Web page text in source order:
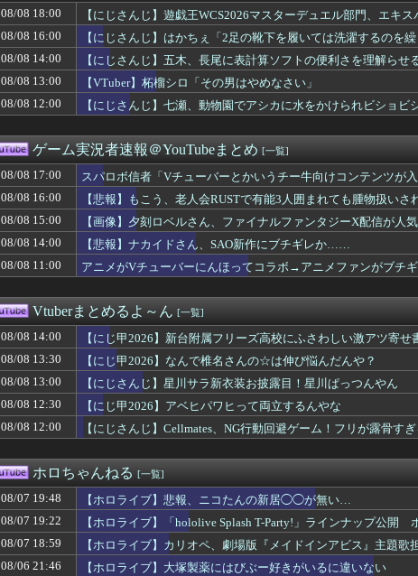
【にじさんじ】3SKM 1st LIVE「One-Off 」、直前放送＆最速...
アニメがVチューバーにんほってコラボ→アニメファンがブチギレｗｗｗｗｗ
【にじ甲2026】にじさんじ甲子園2026 大会直前！前日特番！かなり潰し合い
【Vtuber】中日のCS進出が普通にあり得るセリーグ
【朗報】初代ニンテンドースイッチさん、PS2の記録更新に王手！世界一まで
【画像】人気Vチューバーってこんな連中を相手に大変だよな……
【VTuber】NHK「ぶいあーる！」真夏のホラーSPに月ノ美兎・ましろ爻・市
【VTuber】RK Music、公式サイトをリニューアル！『こうして見るとR...
【ホロライブ】トワ様3D新衣装くっぞ！
【ホロライブ】悲報、ニコたんの新居◯◯が無い…
【ホロライブ】「hololive Splash T-Party!」ラインナップ...
【ホロライブ】カリオペ、劇場版『メイドインアビス』主題歌担当に！！！
【ホロライブ】Youtubeの謎のイベント？
【ホロライブ】大塚製薬にはびぶー好きがいるに違いない
【ホロライブ】ホロドリ夏イベ第二弾『シンクロする夏のスパークル』明日
【雑談】ホロライブ掲示板：ホロ速：PART2【配信実況可】
【ホロライブ】ホロドリ石配布渋くね？
【ホロライブ】ホロドリ早くもイベント第二弾を発表！！本日18時に詳細公開
【ホロライブ】これはこれでちょっと裏来いよに見える
【ホロライブ】うーん実にラミィ
08/08 18:00
【にじさんじ】遊戯王WCS2026マスターデュエル部門、エキ
～】
08/08 16:00
【にじさんじ】はかちぇ「2足の靴下を履いては洗濯するのを
08/08 14:00
【にじさんじ】五木、長尾に表計算ソフトの便利さを理解ら
08/08 13:00
【VTuber】柘榴シロ「その男はやめなさい」
08/08 12:00
【にじさんじ】七瀬、動物園でアシカに水をかけられビショ
ゲーム実況者速報＠YouTubeまとめ [一覧]
08/08 17:00
スパロボ信者「Vチューバーとかいうチー牛向けコンテンツが
08/08 16:00
【悲報】もこう、老人会RUSTで有能3人囲まれても腫物扱いさ
08/08 15:00
【画像】夕刻ロベルさん、ファイナルファンタジーX配信が人
08/08 14:00
【悲報】ナカイドさん、SAO新作にブチギレか……
08/08 11:00
アニメがVチューバーにんほってコラボ→アニメファンがブチ
Vtuberまとめるよ～ん [一覧]
08/08 14:00
【にじ甲2026】新台附属フリーズ高校にふさわしい激アツ寄せ
08/08 13:30
【にじ甲2026】なんで椎名さんの☆は伸び悩んだんや？
08/08 13:00
【にじさんじ】星川サラ新衣装お披露目！星川ぱっつんやん
08/08 12:30
【にじ甲2026】アベヒパワヒって両立するんやな
08/08 12:00
【にじさんじ】Cellmates、NG行動回避ゲーム！フリが露骨すぎ
ホロちゃんねる [一覧]
08/07 19:48
【ホロライブ】悲報、ニコたんの新居◯◯が無い…
08/07 19:22
【ホロライブ】「hololive Splash T-Party!」ラインナップ公開
08/07 18:59
【ホロライブ】カリオペ、劇場版『メイドインアビス』主題歌
08/06 21:46
【ホロライブ】大塚製薬にはびぶー好きがいるに違いない